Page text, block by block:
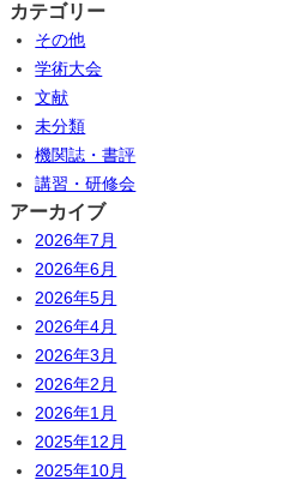
カテゴリー
その他
学術大会
文献
未分類
機関誌・書評
講習・研修会
アーカイブ
2026年7月
2026年6月
2026年5月
2026年4月
2026年3月
2026年2月
2026年1月
2025年12月
2025年10月